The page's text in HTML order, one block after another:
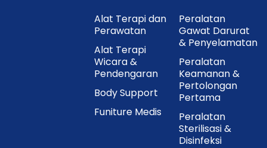
Alat Terapi dan
Perawatan
Alat Terapi
Wicara &
Pendengaran
Body Support
Funiture Medis
Peralatan
Gawat Darurat
& Penyelamatan
Peralatan
Keamanan &
Pertolongan
Pertama
Peralatan
Sterilisasi &
Disinfeksi